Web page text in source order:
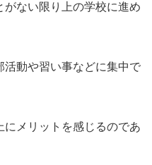
ない限り上の学校に進め
活動や習い事などに集中で
メリットを感じるのであ